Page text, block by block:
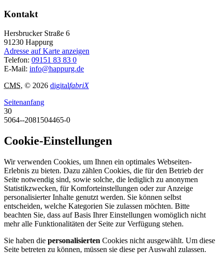
Kontakt
Hersbrucker Straße 6
91230 Happurg
Adresse auf Karte anzeigen
Telefon: 09151 83 83 0
E-Mail: info@happurg.de
CMS, © 2026 digitalfabriX
Seitenanfang
30
5064--2081504465-0
Cookie-Einstellungen
Wir verwenden Cookies, um Ihnen ein optimales Webseiten-
Erlebnis zu bieten. Dazu zählen Cookies, die für den Betrieb der
Seite notwendig sind, sowie solche, die lediglich zu anonymen
Statistikzwecken, für Komforteinstellungen oder zur Anzeige
personalisierter Inhalte genutzt werden. Sie können selbst
entscheiden, welche Kategorien Sie zulassen möchten. Bitte
beachten Sie, dass auf Basis Ihrer Einstellungen womöglich nicht
mehr alle Funktionalitäten der Seite zur Verfügung stehen.
Sie haben die personalisierten Cookies nicht ausgewählt. Um diese
Seite betreten zu können, müssen sie diese per Auswahl zulassen.